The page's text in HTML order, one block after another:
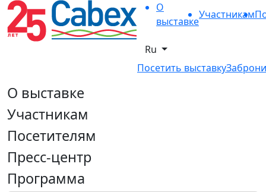
О
выставке
Участникам
Ru
Посетить выставку
О выставке
Участникам
Посетителям
Пресс-центр
Программа